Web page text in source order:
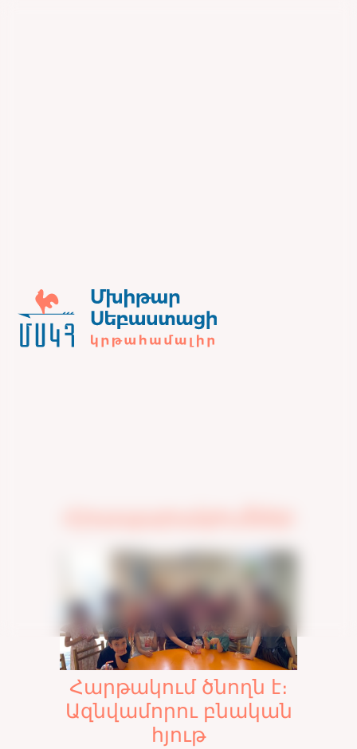
Հրապարակումներ
Հարթակում ծնողն է։
Ազնվամորու բնական
հյութ